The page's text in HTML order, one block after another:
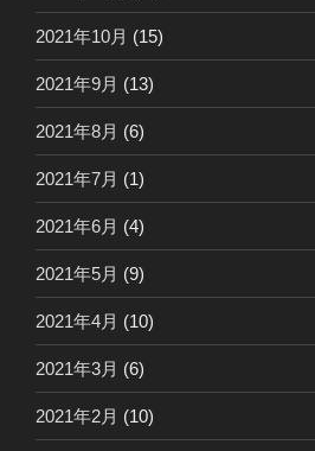
2021年10月 (15)
2021年9月 (13)
2021年8月 (6)
2021年7月 (1)
2021年6月 (4)
2021年5月 (9)
2021年4月 (10)
2021年3月 (6)
2021年2月 (10)